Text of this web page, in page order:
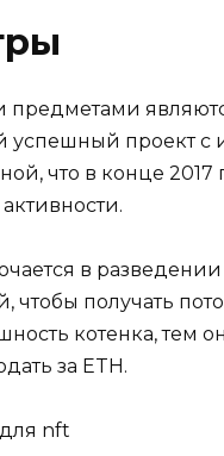
успешный проект с
что в конце
в
чтобы получать
котенка, тем
за ETH.